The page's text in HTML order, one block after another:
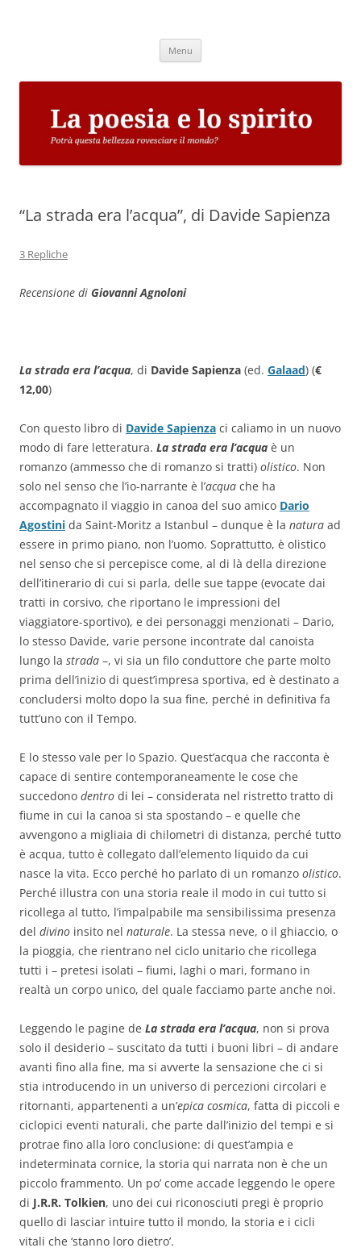
Menu
“La strada era l’acqua”, di Davide Sapienza
3 Repliche
Recensione di Giovanni Agnoloni
La strada era l’acqua, di Davide Sapienza (ed. Galaad) (€
12,00)
Con questo libro di Davide Sapienza ci caliamo in un nuovo
modo di fare letteratura. La strada era l’acqua è un
romanzo (ammesso che di romanzo si tratti) olistico. Non
solo nel senso che l’io-narrante è l’acqua che ha
accompagnato il viaggio in canoa del suo amico Dario
Agostini da Saint-Moritz a Istanbul – dunque è la natura ad
essere in primo piano, non l’uomo. Soprattutto, è olistico
nel senso che si percepisce come, al di là della direzione
dell’itinerario di cui si parla, delle sue tappe (evocate dai
tratti in corsivo, che riportano le impressioni del
viaggiatore-sportivo), e dei personaggi menzionati – Dario,
lo stesso Davide, varie persone incontrate dal canoista
lungo la strada –, vi sia un filo conduttore che parte molto
prima dell’inizio di quest’impresa sportiva, ed è destinato a
concludersi molto dopo la sua fine, perché in definitiva fa
tutt’uno con il Tempo.
E lo stesso vale per lo Spazio. Quest’acqua che racconta è
capace di sentire contemporaneamente le cose che
succedono dentro di lei – considerata nel ristretto tratto di
fiume in cui la canoa si sta spostando – e quelle che
avvengono a migliaia di chilometri di distanza, perché tutto
è acqua, tutto è collegato dall’elemento liquido da cui
nasce la vita. Ecco perché ho parlato di un romanzo olistico.
Perché illustra con una storia reale il modo in cui tutto si
ricollega al tutto, l’impalpabile ma sensibilissima presenza
del divino insito nel naturale. La stessa neve, o il ghiaccio, o
la pioggia, che rientrano nel ciclo unitario che ricollega
tutti i – pretesi isolati – fiumi, laghi o mari, formano in
realtà un corpo unico, del quale facciamo parte anche noi.
Leggendo le pagine de La strada era l’acqua, non si prova
solo il desiderio – suscitato da tutti i buoni libri – di andare
avanti fino alla fine, ma si avverte la sensazione che ci si
stia introducendo in un universo di percezioni circolari e
ritornanti, appartenenti a un’epica cosmica, fatta di piccoli e
ciclopici eventi naturali, che parte dall’inizio del tempi e si
protrae fino alla loro conclusione: di quest’ampia e
indeterminata cornice, la storia qui narrata non è che un
piccolo frammento. Un po’ come accade leggendo le opere
di J.R.R. Tolkien, uno dei cui riconosciuti pregi è proprio
quello di lasciar intuire tutto il mondo, la storia e i cicli
vitali che ‘stanno loro dietro’.